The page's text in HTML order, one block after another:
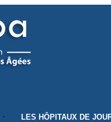
LES HÔPITAUX DE